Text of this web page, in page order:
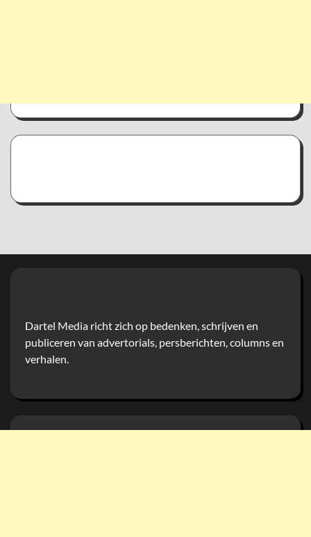
Dartel Media richt zich op bedenken, schrijven en
publiceren van advertorials, persberichten, columns en
verhalen.